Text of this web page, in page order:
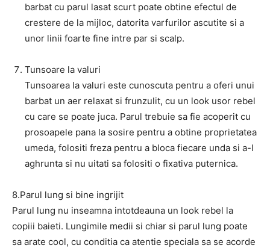
barbat cu parul lasat scurt poate obtine efectul de
crestere de la mijloc, datorita varfurilor ascutite si a
unor linii foarte fine intre par si scalp.
Tunsoare la valuri
Tunsoarea la valuri este cunoscuta pentru a oferi unui
barbat un aer relaxat si frunzulit, cu un look usor rebel
cu care se poate juca. Parul trebuie sa fie acoperit cu
prosoapele pana la sosire pentru a obtine proprietatea
umeda, folositi freza pentru a bloca fiecare unda si a-l
aghrunta si nu uitati sa folositi o fixativa puternica.
8.Parul lung si bine ingrijit
Parul lung nu inseamna intotdeauna un look rebel la
copiii baieti. Lungimile medii si chiar si parul lung poate
sa arate cool, cu conditia ca atentie speciala sa se acorde